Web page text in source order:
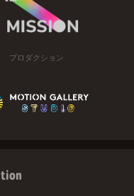
プロダクション